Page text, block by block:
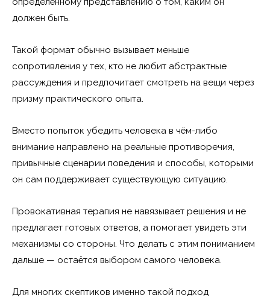
должен быть.
Такой формат обычно вызывает меньше
сопротивления у тех, кто не любит абстрактные
рассуждения и предпочитает смотреть на вещи через
призму практического опыта.
Вместо попыток убедить человека в чём-либо
внимание направлено на реальные противоречия,
привычные сценарии поведения и способы, которыми
он сам поддерживает существующую ситуацию.
Провокативная терапия не навязывает решения и не
предлагает готовых ответов, а помогает увидеть эти
механизмы со стороны. Что делать с этим пониманием
дальше — остаётся выбором самого человека.
Для многих скептиков именно такой подход